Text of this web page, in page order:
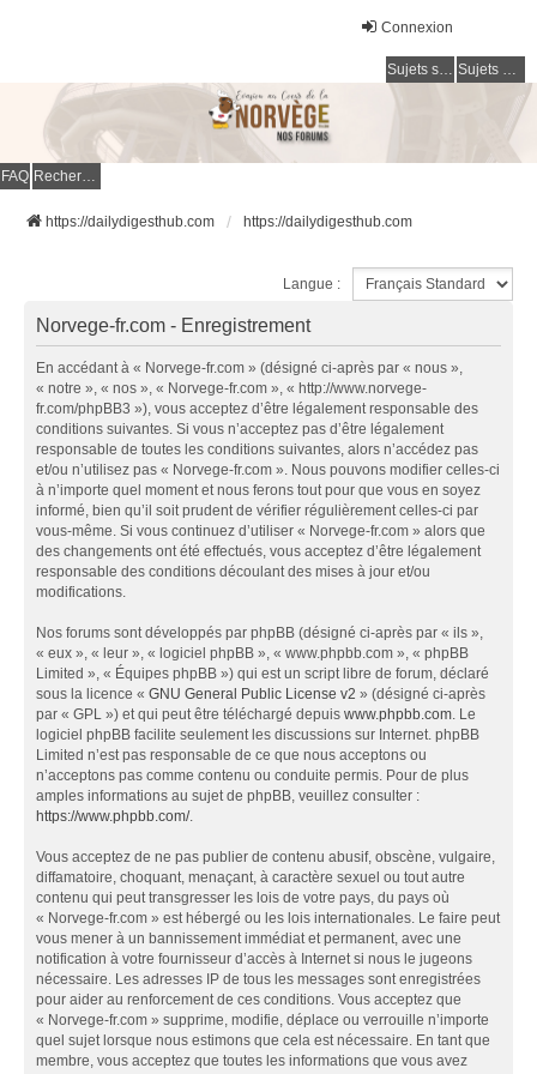
Connexion
Sujets sans réponse Sujets actifs
FAQ Rechercher
https://dailydigesthub.com https://dailydigesthub.com
Langue :
Norvege-fr.com - Enregistrement
En accédant à « Norvege-fr.com » (désigné ci-après par « nous »,
« notre », « nos », « Norvege-fr.com », « http://www.norvege-
fr.com/phpBB3 »), vous acceptez d’être légalement responsable des
conditions suivantes. Si vous n’acceptez pas d’être légalement
responsable de toutes les conditions suivantes, alors n’accédez pas
et/ou n’utilisez pas « Norvege-fr.com ». Nous pouvons modifier celles-ci
à n’importe quel moment et nous ferons tout pour que vous en soyez
informé, bien qu’il soit prudent de vérifier régulièrement celles-ci par
vous-même. Si vous continuez d’utiliser « Norvege-fr.com » alors que
des changements ont été effectués, vous acceptez d’être légalement
responsable des conditions découlant des mises à jour et/ou
modifications.
Nos forums sont développés par phpBB (désigné ci-après par « ils »,
« eux », « leur », « logiciel phpBB », « www.phpbb.com », « phpBB
Limited », « Équipes phpBB ») qui est un script libre de forum, déclaré
sous la licence « GNU General Public License v2 » (désigné ci-après
par « GPL ») et qui peut être téléchargé depuis www.phpbb.com. Le
logiciel phpBB facilite seulement les discussions sur Internet. phpBB
Limited n’est pas responsable de ce que nous acceptons ou
n’acceptons pas comme contenu ou conduite permis. Pour de plus
amples informations au sujet de phpBB, veuillez consulter :
https://www.phpbb.com/.
Vous acceptez de ne pas publier de contenu abusif, obscène, vulgaire,
diffamatoire, choquant, menaçant, à caractère sexuel ou tout autre
contenu qui peut transgresser les lois de votre pays, du pays où
« Norvege-fr.com » est hébergé ou les lois internationales. Le faire peut
vous mener à un bannissement immédiat et permanent, avec une
notification à votre fournisseur d’accès à Internet si nous le jugeons
nécessaire. Les adresses IP de tous les messages sont enregistrées
pour aider au renforcement de ces conditions. Vous acceptez que
« Norvege-fr.com » supprime, modifie, déplace ou verrouille n’importe
quel sujet lorsque nous estimons que cela est nécessaire. En tant que
membre, vous acceptez que toutes les informations que vous avez